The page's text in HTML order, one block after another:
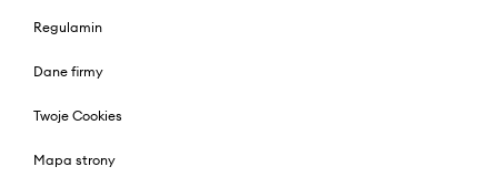
Regulamin
Dane firmy
Twoje Cookies
Mapa strony